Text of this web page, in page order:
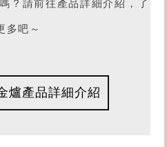
？請前往產品詳細介紹，了
多吧～
爐產品詳細介紹